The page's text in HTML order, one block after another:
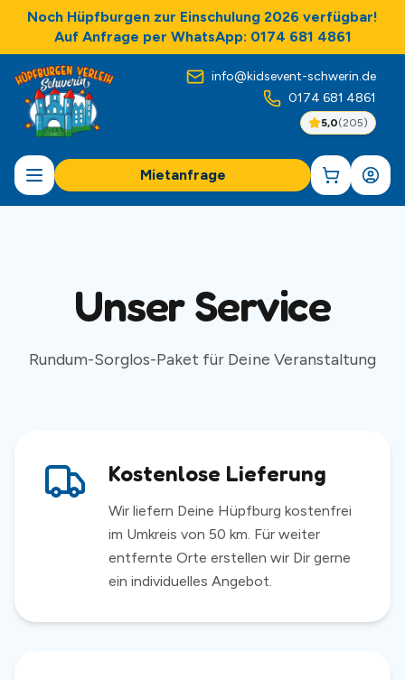
Noch Hüpfburgen zur Einschulung 2026 verfügbar!
Auf Anfrage per WhatsApp: 0174 681 4861
info@kidsevent-schwerin.de
0174 681 4861
5,0(205)
Mietanfrage
Unser Service
Rundum-Sorglos-Paket für Deine Veranstaltung
Kostenlose Lieferung
Wir liefern Deine Hüpfburg kostenfrei
im Umkreis von 50 km. Für weiter
entfernte Orte erstellen wir Dir gerne
ein individuelles Angebot.